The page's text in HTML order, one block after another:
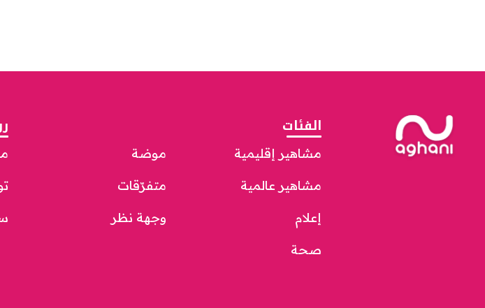
الفئات
مشاهير إقليمية
مشاهير عالمية
إعلام
صحة
موضة
متفرّقات
وجهة نظر